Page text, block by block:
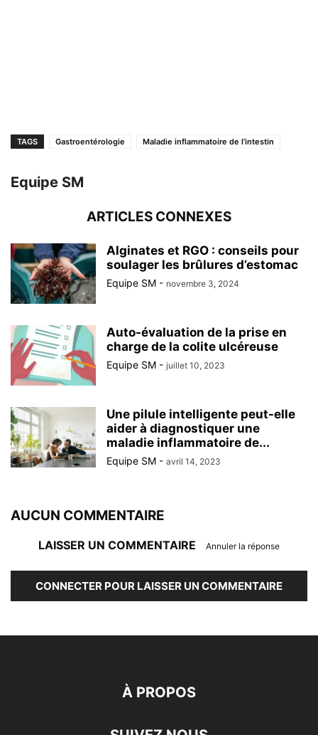
TAGS Gastroentérologie Maladie inflammatoire de l’intestin
Equipe SM
ARTICLES CONNEXES
Alginates et RGO : conseils pour
soulager les brûlures d’estomac
Equipe SM - novembre 3, 2024
Auto-évaluation de la prise en
charge de la colite ulcéreuse
Equipe SM - juillet 10, 2023
Une pilule intelligente peut-elle
aider à diagnostiquer une
maladie inflammatoire de...
Equipe SM - avril 14, 2023
AUCUN COMMENTAIRE
LAISSER UN COMMENTAIRE Annuler la réponse
CONNECTER POUR LAISSER UN COMMENTAIRE
À PROPOS